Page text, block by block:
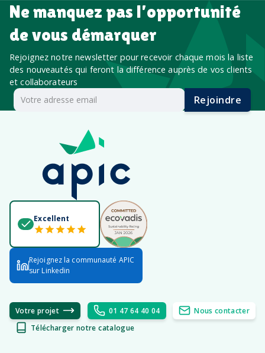
Ne manquez pas l’opportunité
de vous démarquer
Rejoignez notre newsletter pour recevoir chaque mois la liste
des nouveautés qui feront la différence auprès de vos clients
et collaborateurs
Rejoindre
Excellent
Rejoignez la communauté APIC
sur Linkedin
Votre projet 01 47 64 40 04
Nous contacter
Télécharger notre catalogue